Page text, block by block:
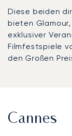
Diese beiden
bieten
exklusiver
Filmfestspiele
den Großen
Cannes